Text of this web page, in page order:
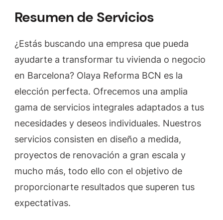
Resumen de Servicios
¿Estás buscando una empresa que pueda
ayudarte a transformar tu vivienda o negocio
en Barcelona? Olaya Reforma BCN es la
elección perfecta. Ofrecemos una amplia
gama de servicios integrales adaptados a tus
necesidades y deseos individuales. Nuestros
servicios consisten en diseño a medida,
proyectos de renovación a gran escala y
mucho más, todo ello con el objetivo de
proporcionarte resultados que superen tus
expectativas.